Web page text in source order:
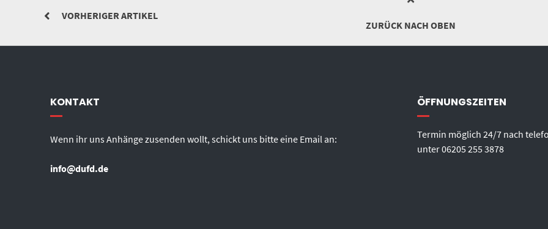
VORHERIGER ARTIKEL
ZURÜCK NACH OBEN
KONTAKT
Wenn ihr uns Anhänge zusenden wollt, schickt uns bitte eine Email an:
info@dufd.de
ÖFFNUNGSZEITEN
Termin möglich 24/7 nach
unter06205 255 3878